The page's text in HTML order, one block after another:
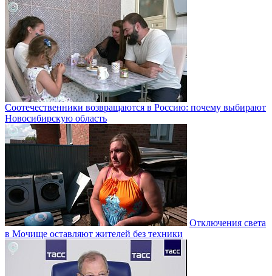
Соотечественники возвращаются в Россию: почему выбирают
Новосибирскую область
Отключения света
в Мочище оставляют жителей без техники